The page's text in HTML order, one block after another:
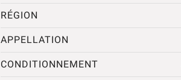
RÉGION
APPELLATION
CONDITIONNEMENT